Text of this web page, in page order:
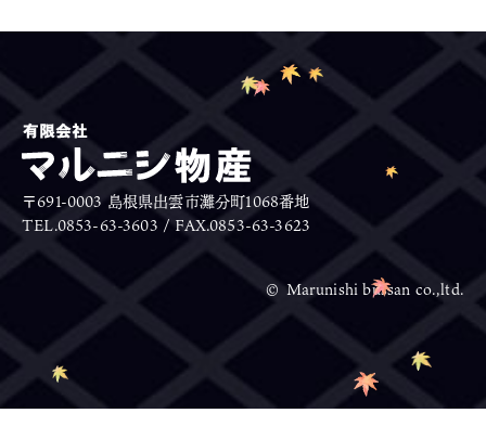
〒691-0003 島根県出雲市灘分町1068番地
TEL.0853-63-3603 / FAX.0853-63-3623
© Marunishi bussan co.,ltd.